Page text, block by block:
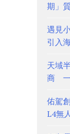
期」
遇見
引入
天域
商 一
佑駕
L4無